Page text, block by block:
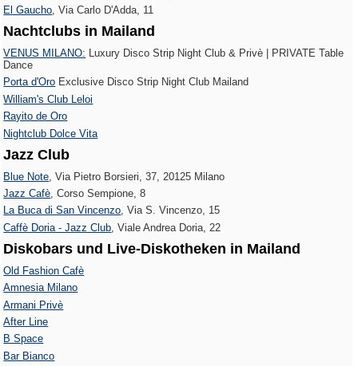
El Gaucho, Via Carlo D'Adda, 11
Nachtclubs in Mailand
VENUS MILANO: Luxury Disco Strip Night Club & Privè | PRIVATE Table
Dance
Porta d'Oro Exclusive Disco Strip Night Club Mailand
William's Club Leloi
Rayito de Oro
Nightclub Dolce Vita
Jazz Club
Blue Note , Via Pietro Borsieri, 37, 20125 Milano
Jazz Cafè , Corso Sempione, 8
La Buca di San Vincenzo, Via S. Vincenzo, 15
Caffè Doria - Jazz Club , Viale Andrea Doria, 22
Diskobars und Live-Diskotheken in Mailand
Old Fashion Cafè
Amnesia Milano
Armani Privè
After Line
B Space
Bar Bianco